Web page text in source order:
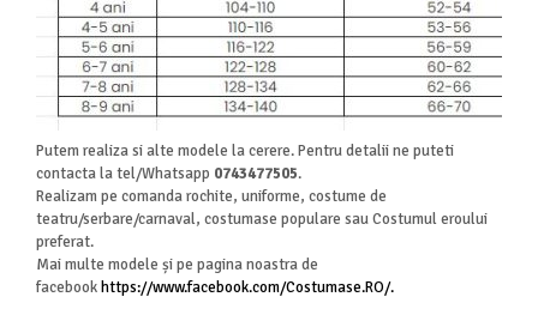
Putem realiza si alte modele la cerere. Pentru detalii ne puteti
contacta la tel/Whatsapp 0743477505.
Realizam pe comanda rochite, uniforme, costume de
teatru/serbare/carnaval, costumase populare sau Costumul eroului
preferat.
Mai multe modele și pe pagina noastra de
facebook https://www.facebook.com/Costumase.RO/.